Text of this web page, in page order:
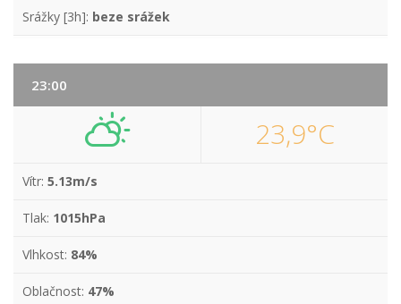
Srážky [3h]: beze srážek
23:00
23,9°C
Vítr: 5.13m/s
Tlak: 1015hPa
Vlhkost: 84%
Oblačnost: 47%